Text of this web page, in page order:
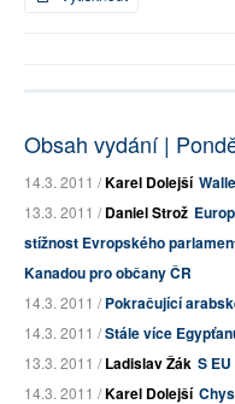
Obsah vydání |
14.3. 2011 /Karel Dolejší
13.3. 2011 /Daniel Strož
stížnost Evropského
Kanadou pro občany ČR
14.3. 2011 /Pokračující
14.3. 2011 /Stále více
13.3. 2011 /Ladislav Žák S
14.3. 2011 /Karel Dolejší